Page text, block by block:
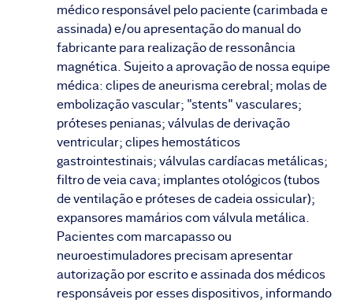
médico responsável pelo paciente (carimbada e
assinada) e/ou apresentação do manual do
fabricante para realização de ressonância
magnética. Sujeito a aprovação de nossa equipe
médica: clipes de aneurisma cerebral; molas de
embolização vascular; "stents" vasculares;
próteses penianas; válvulas de derivação
ventricular; clipes hemostáticos
gastrointestinais; válvulas cardíacas metálicas;
filtro de veia cava; implantes otológicos (tubos
de ventilação e próteses de cadeia ossicular);
expansores mamários com válvula metálica.
Pacientes com marcapasso ou
neuroestimuladores precisam apresentar
autorização por escrito e assinada dos médicos
responsáveis por esses dispositivos, informando